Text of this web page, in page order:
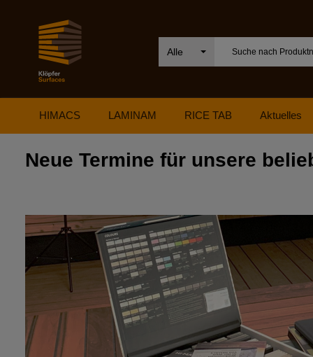
Alle
Aktuelles
RICE TAB
LAMINAM
HIMACS
Neue Termine für unsere